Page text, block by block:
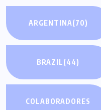
ARGENTINA(70)
BRAZIL(44)
COLABORADORES